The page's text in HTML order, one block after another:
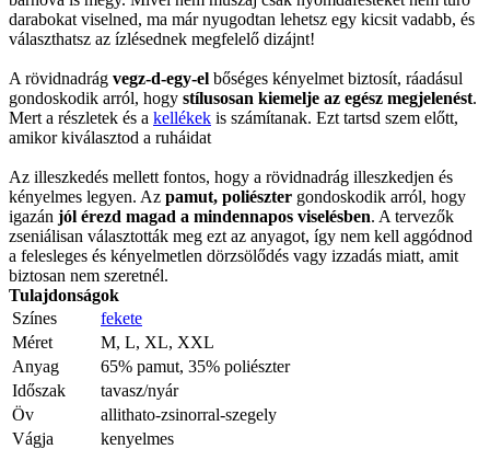
darabokat viselned, ma már nyugodtan lehetsz egy kicsit vadabb, és
választhatsz az ízlésednek megfelelő dizájnt!
A rövidnadrág vegz-d-egy-el bőséges kényelmet biztosít, ráadásul
gondoskodik arról, hogy stílusosan kiemelje az egész megjelenést.
Mert a részletek és a kellékek is számítanak. Ezt tartsd szem előtt,
amikor kiválasztod a ruháidat
Az illeszkedés mellett fontos, hogy a rövidnadrág illeszkedjen és
kényelmes legyen. Az pamut, poliészter gondoskodik arról, hogy
igazán jól érezd magad a mindennapos viselésben. A tervezők
zseniálisan választották meg ezt az anyagot, így nem kell aggódnod
a felesleges és kényelmetlen dörzsölődés vagy izzadás miatt, amit
biztosan nem szeretnél.
Tulajdonságok
Színes
fekete
Méret
M, L, XL, XXL
Anyag
65% pamut, 35% poliészter
Időszak
tavasz/nyár
Öv
allithato-zsinorral-szegely
Vágja
kenyelmes